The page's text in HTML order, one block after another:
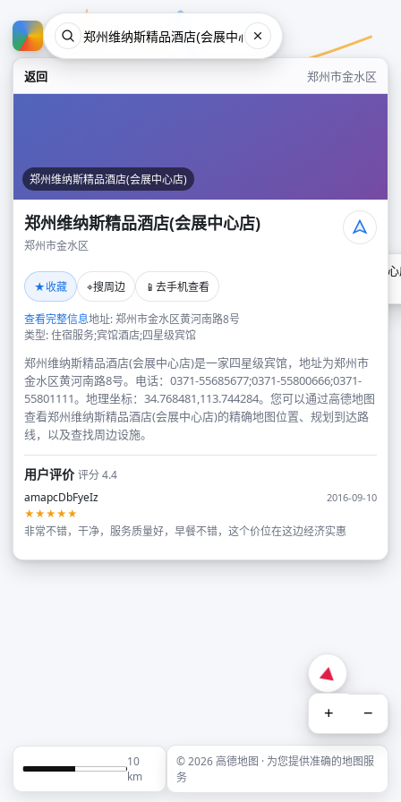
返回 郑州市金水区
郑州维纳斯精品酒店(会展中心店)
郑州维纳斯精品酒店(会展中心店)
郑州市金水区
★收藏 ⌖搜周边 📱 去手机查看
查看完整信息地址: 郑州市金水区黄河南路8号
类型: 住宿服务;宾馆酒店;四星级宾馆
郑州维纳斯精品酒店(会展中心店)是一家四星级宾馆，地址为郑州市
金水区黄河南路8号。电话：0371-55685677;0371-55800666;0371-
55801111。地理坐标：34.768481,113.744284。您可以通过高德地图
查看郑州维纳斯精品酒店(会展中心店)的精确地图位置、规划到达路
线，以及查找周边设施。
用户评价评分 4.4
amapcDbFyeIz
2016-09-10
★★★★★
非常不错，干净，服务质量好，早餐不错，这个价位在这边经济实惠
郑州维纳斯精品酒店(会展中
+ −
10
km
© 2026 高德地图 · 为您提供准确的地图服
务